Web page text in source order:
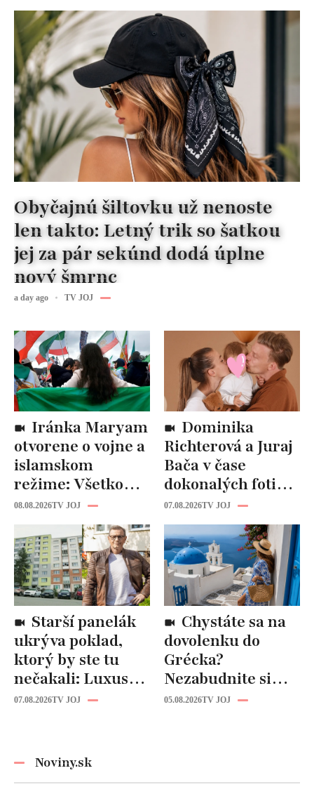
Obyčajnú šiltovku už nenoste
len takto: Letný trik so šatkou
jej za pár sekúnd dodá úplne
nový šmrnc
a day ago TV JOJ
otvorene o vojne a
islamskom
režime: Všetko
tam riadi
propaganda, ľudí
zabíjajú na
uliciach
08.08.2026TV JOJ
Richterová a Juraj
Bača v čase
dokonalých fotiek
pripomínajú
dôležitú vec:
Slováci ich za to
milujú!
07.08.2026TV JOJ
ukrýva poklad,
ktorý by ste tu
nečakali: Luxusná
kuchyňa aj
07.08.2026TV JOJ
dovolenku do
Grécka?
Nezabudnite si
odtiaľ uloviť tieto
05.08.2026TV JOJ
Noviny.sk